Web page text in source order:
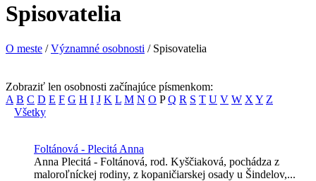
Spisovatelia
O meste /Významné osobnosti / Spisovatelia
Zobraziť len osobnosti začínajúce písmenkom:
A B C D E F G H I J K L M N O P Q R S T U V W X Y Z
Všetky
Foltánová - Plecitá Anna
Anna Plecitá - Foltánová, rod. Kyščiaková, pochádza z
maloroľníckej rodiny, z kopaničiarskej osady u Šindelov,...